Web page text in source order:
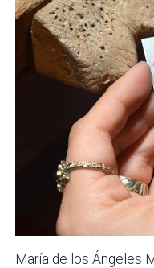
María de los Ángeles